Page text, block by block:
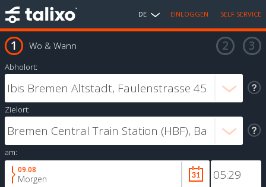
DE EINLOGGEN SELF SERVICE
Wo & Wann
Abholort:
Zielort:
am:
09.08
Morgen